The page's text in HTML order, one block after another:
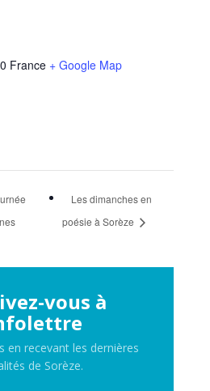
France + Google Map
Les dimanches en
poésie à Sorèze
vous à
en recevant les dernières
de Sorèze.